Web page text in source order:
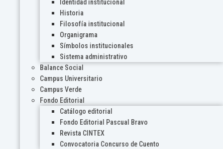
Identidad institucional
Historia
Filosofía institucional
Organigrama
Símbolos institucionales
Sistema administrativo
Balance Social
Campus Universitario
Campus Verde
Fondo Editorial
Catálogo editorial
Fondo Editorial Pascual Bravo
Revista CINTEX
Convocatoria Concurso de Cuento